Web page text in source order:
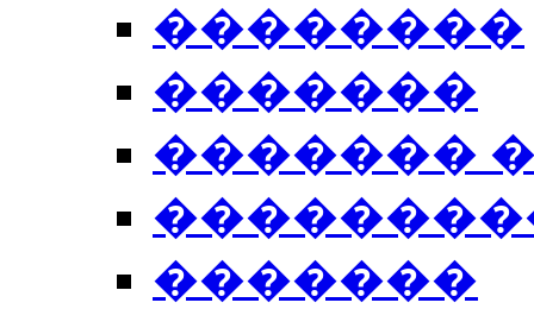
��������
�������
�������
�������